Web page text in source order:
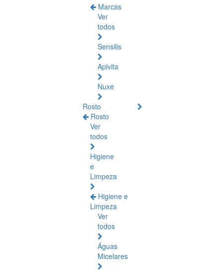
Marcas
Ver
todos
Sensilis
Apivita
Nuxe
Rosto
Rosto
Ver
todos
Higiene
e
Limpeza
Higiene e
Limpeza
Ver
todos
Águas
Micelares